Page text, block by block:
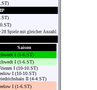
28 Spiele mit gleicher Anzahl
Saison
I (1-6.ST)
I (1-6.ST)
I (10-10.ST)
I (10-10.ST)
II (4-4.ST)
I (1-6.ST)